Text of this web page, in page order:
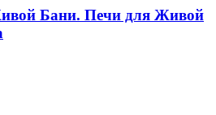
Бани. Печи для Живой